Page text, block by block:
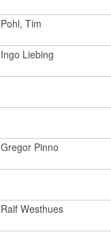
Pohl, Tim
Ingo Liebing
Gregor Pinno
Ralf Westhues